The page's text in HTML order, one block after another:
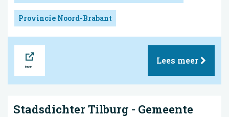
Provincie Noord-Brabant
Lees meer
Stadsdichter Tilburg - Gemeente